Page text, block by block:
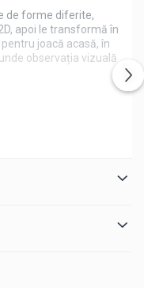
de forme diferite,
apoi le transformă în
joacă acasă, în
observația vizuală